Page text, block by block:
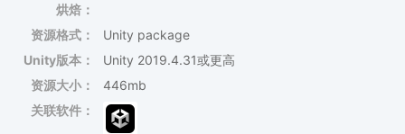
烘焙：
资源格式：
Unity package
Unity版本：
Unity 2019.4.31或更高
资源大小：
446mb
关联软件：